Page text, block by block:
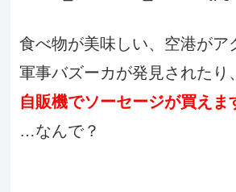
食べ物が美味しい、空港がア
軍事バズーカが発見されたり
自販機でソーセージが買えま
…なんで？